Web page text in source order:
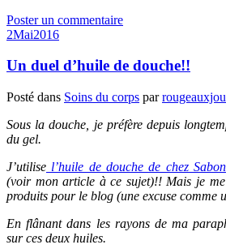
Poster un commentaire
2Mai2016
Un duel d’huile de douche!!
Posté dans Soins du corps par
Sous la douche, je préfère depuis
du gel.
J’utilise l’huile de douche de chez Sabon
(voir mon article à ce sujet)!! Mais je me
produits pour le blog (une excuse comme
En flânant dans les rayons de ma
sur ces deux huiles.